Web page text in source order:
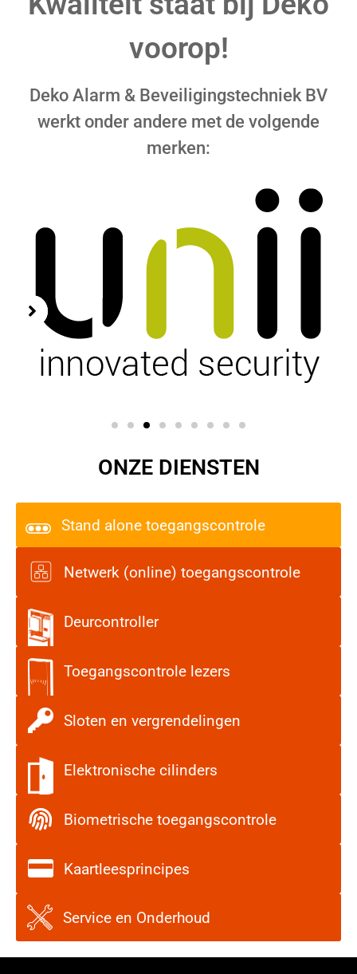
ONZE DIENSTEN
Stand alone toegangscontrole
Netwerk (online) toegangscontrole
Deurcontroller
Toegangscontrole lezers
Sloten en vergrendelingen
Elektronische cilinders
Biometrische toegangscontrole
Kaartleesprincipes
Service en Onderhoud
voorop!
Deko Alarm & Beveiligingstechniek BV
werkt onder andere met de volgende
merken: